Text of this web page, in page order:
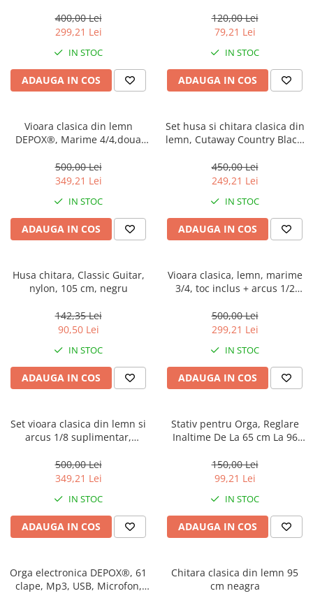
Mori cereale si furaje
Baterii si acumulatori
Cantare electronice comerciale
Masini de gaurit si insurubat
Accesorii vioara-viola
CLARINET
Microfoane
400,00 Lei
299,21 Lei
IN STOC
ADAUGA IN COS
120,00 Lei
79,21 Lei
IN STOC
ADAUGA IN COS
Vioara clasica din lemn
DEPOX®, Marime 4/4,doua
500,00 Lei
349,21 Lei
IN STOC
ADAUGA IN COS
Set husa si chitara clasica din
lemn, Cutaway Country Black,
450,00 Lei
249,21 Lei
IN STOC
ADAUGA IN COS
Husa chitara, Classic Guitar,
nylon, 105 cm, negru
142,35 Lei
90,50 Lei
IN STOC
ADAUGA IN COS
Vioara clasica, lemn, marime
3/4, toc inclus + arcus 1/2
500,00 Lei
299,21 Lei
IN STOC
ADAUGA IN COS
Set vioara clasica din lemn si
arcus 1/8 suplimentar,
inclus
500,00 Lei
349,21 Lei
IN STOC
ADAUGA IN COS
Stativ pentru Orga, Reglare
Inaltime De La 65 cm La 96
Negru
150,00 Lei
99,21 Lei
IN STOC
ADAUGA IN COS
Orga electronica DEPOX®, 61
clape, Mp3, USB, Microfon,
Chitara clasica din lemn 95
cm neagra